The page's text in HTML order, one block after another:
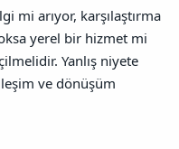
mi arıyor, karşılaştırma
yerel bir hizmet mi
Yanlış niyete
ve dönüşüm